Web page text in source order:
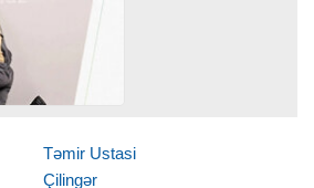
Təmir Ustasi
Çilingər